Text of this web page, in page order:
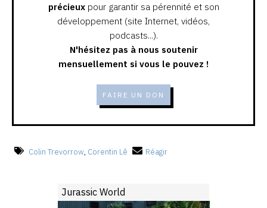
précieuxpour garantir sa pérennité et son
développement (site Internet, vidéos,
podcasts...).
N'hésitez pas à nous soutenir
mensuellement si vous le pouvez !
FAIRE UN DON
Colin Trevorrow, Corentin Lê Réagir
Jurassic World